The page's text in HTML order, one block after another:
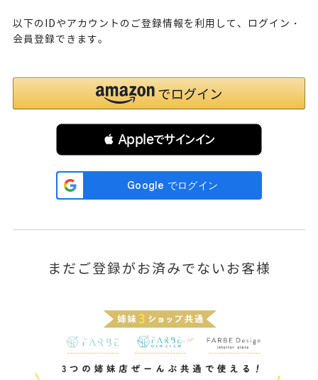
以下のIDやアカウントのご登録情報を利用して、ログイン・
会員登録できます。
 Appleでサインイン
まだご登録がお済みでないお客様